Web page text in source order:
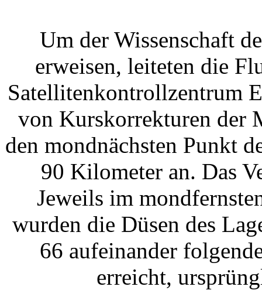
Um der Wissenschaft
erweisen, leiteten die
Satellitenkontrollzentrum
von Kurskorrekturen der
den mondnächsten Punkt
90 Kilometer an. Das
Jeweils im
wurden die Düsen des
66 aufeinander
erreicht,